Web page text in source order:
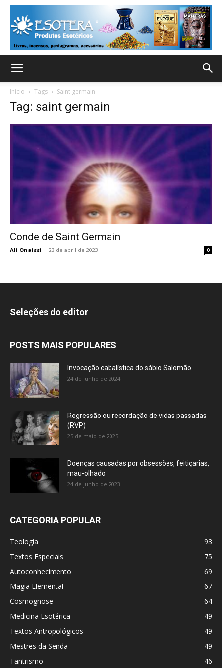
Início Tags Saint germain
Tag: saint germain
Conde de Saint Germain
Ali Onaissi - 23 de abril de 2023 0
Seleções do editor
POSTS MAIS POPULARES
Invocação cabalística do sábio Salomão
24 de junho de 2024
Regressão ou recordação de vidas passadas
(RVP)
25 de maio de 2025
Doenças causadas por obsessões, feitiçarias,
mau-olhado
24 de junho de 2023
CATEGORIA POPULAR
Teologia
93
Textos Especiais
75
Autoconhecimento
69
Magia Elemental
67
Cosmognose
64
Medicina Esotérica
49
Textos Antropológicos
49
Mestres da Senda
49
Tantrismo
46